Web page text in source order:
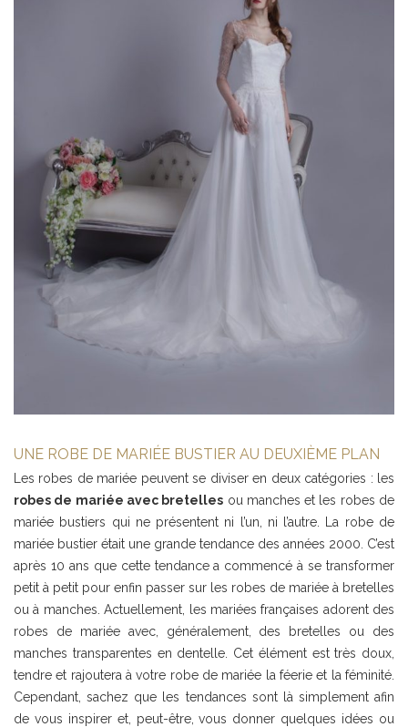
UNE ROBE DE MARIÉE BUSTIER AU DEUXIÈME PLAN
Les robes de mariée peuvent se diviser en deux catégories : les
robes de mariée avec bretelles ou manches et les robes de
mariée bustiers qui ne présentent ni l’un, ni l’autre. La robe de
mariée bustier était une grande tendance des années 2000. C’est
après 10 ans que cette tendance a commencé à se transformer
petit à petit pour enfin passer sur les robes de mariée à bretelles
ou à manches. Actuellement, les mariées françaises adorent des
robes de mariée avec, généralement, des bretelles ou des
manches transparentes en dentelle. Cet élément est très doux,
tendre et rajoutera à votre robe de mariée la féerie et la féminité.
Cependant, sachez que les tendances sont là simplement afin
de vous inspirer et, peut-être, vous donner quelques idées ou